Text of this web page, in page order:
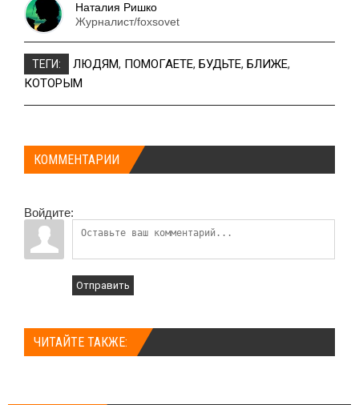
Наталия Ришко
Журналист/foxsovet
ТЕГИ: ЛЮДЯМ, ПОМОГАЕТЕ, БУДЬТЕ, БЛИЖЕ,
КОТОРЫМ
КОММЕНТАРИИ
Войдите:
Отправить
ЧИТАЙТЕ ТАКЖЕ: